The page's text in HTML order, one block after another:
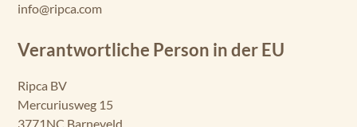
info@ripca.com
Verantwortliche Person in der EU
Ripca BV
Mercuriusweg 15
3771NC Barneveld